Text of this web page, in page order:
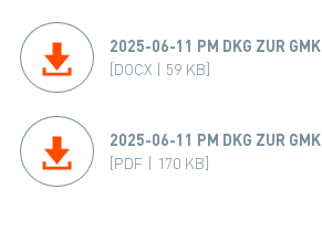
2025-06-11 PM DKG ZUR GMK
[DOCX | 59 KB]
2025-06-11 PM DKG ZUR GMK
[PDF | 170 KB]